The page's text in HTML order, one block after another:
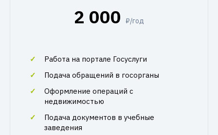
2 000 ₽/год
Работа на портале Госуслуги
Подача обращений в госорганы
Оформление операций с
недвижимостью
Подача документов в учебные
заведения